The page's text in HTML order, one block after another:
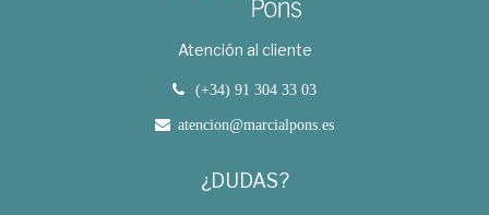
Atención al cliente
(+34) 91 304 33 03
atencion@marcialpons.es
¿DUDAS?